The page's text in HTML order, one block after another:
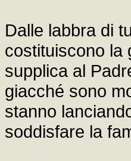
Dalle labbra di
costituiscono la
supplica al
giacché sono
stanno
soddisfare la